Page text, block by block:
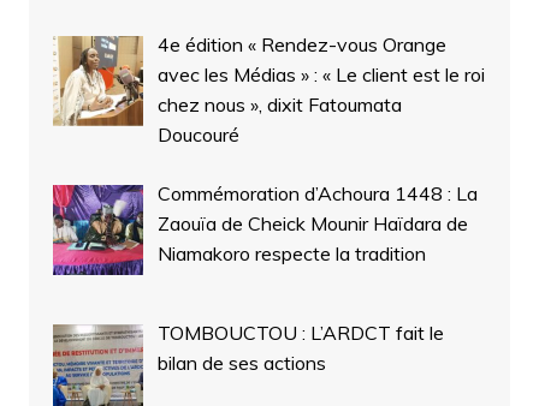
4e édition « Rendez-vous Orange
avec les Médias » : « Le client est le roi
chez nous », dixit Fatoumata
Doucouré
Commémoration d’Achoura 1448 : La
Zaouïa de Cheick Mounir Haïdara de
Niamakoro respecte la tradition
TOMBOUCTOU : L’ARDCT fait le
bilan de ses actions